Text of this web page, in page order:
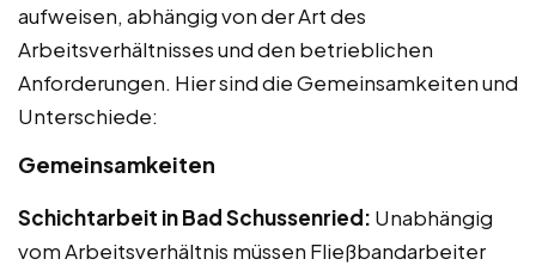
aufweisen, abhängig von der Art des
Arbeitsverhältnisses und den betrieblichen
Anforderungen. Hier sind die Gemeinsamkeiten und
Unterschiede:
Gemeinsamkeiten
Schichtarbeit in Bad Schussenried: Unabhängig
vom Arbeitsverhältnis müssen Fließbandarbeiter